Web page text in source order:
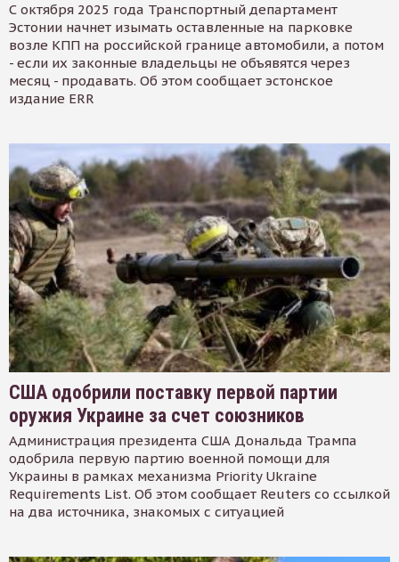
С октября 2025 года Транспортный департамент
Эстонии начнет изымать оставленные на парковке
возле КПП на российской границе автомобили, а потом
- если их законные владельцы не объявятся через
месяц - продавать. Об этом сообщает эстонское
издание ERR
США одобрили поставку первой партии
оружия Украине за счет союзников
Администрация президента США Дональда Трампа
одобрила первую партию военной помощи для
Украины в рамках механизма Priority Ukraine
Requirements List. Об этом сообщает Reuters со ссылкой
на два источника, знакомых с ситуацией